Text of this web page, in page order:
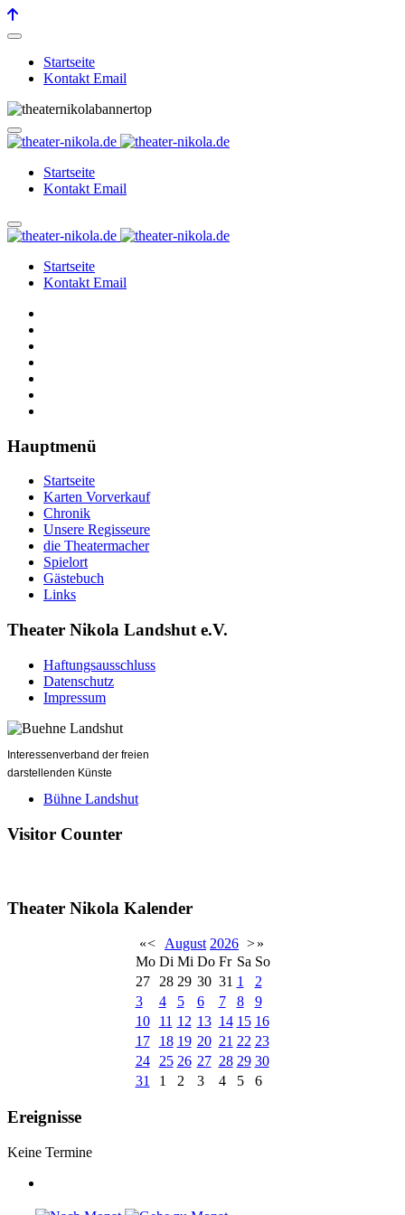
Startseite
Kontakt Email
Startseite
Kontakt Email
Startseite
Kontakt Email
Hauptmenü
Startseite
Karten Vorverkauf
Chronik
Unsere Regisseure
die Theatermacher
Spielort
Gästebuch
Links
Theater Nikola Landshut e.V.
Haftungsausschluss
Datenschutz
Impressum
Interessenverband der freien
darstellenden Künste
Bühne Landshut
Visitor Counter
Theater Nikola Kalender
«< August 2026 >»
Mo Di Mi Do Fr Sa So
27
28 29 30 31 1
2
3
4 5 6 7 8
9
10
11 12 13 14 15 16
17
18 19 20 21 22 23
24
25 26 27 28 29 30
31
1 2 3 4 5 6
Ereignisse
Keine Termine